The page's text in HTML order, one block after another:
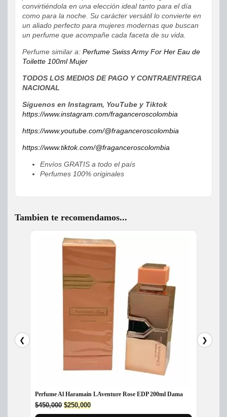
convirtiéndola en una elección ideal tanto para el día
como para la noche. Su carácter versátil lo convierte en
un aliado perfecto para mujeres modernas que buscan
un perfume que acompañe cada faceta de su vida.
Perfume similar a: Perfume Swiss Army For Her Eau de
Toilette 100ml Mujer
TODOS LOS MEDIOS DE PAGO Y CONTRAENTREGA
NACIONAL
Síguenos en Instagram, YouTube y Tiktok
https://www.instagram.com/fraganceroscolombia
https://www.youtube.com/@fraganceroscolombia
https://www.tiktok.com/@fraganceroscolombia
Envíos GRATIS a todo el país
Perfumes 100% originales
Tambien te recomendamos...
❮
Perfume Al Haramain LAventure Rose EDP 200ml Dama
$450,000 Original
price
$250,000Current
price
❯